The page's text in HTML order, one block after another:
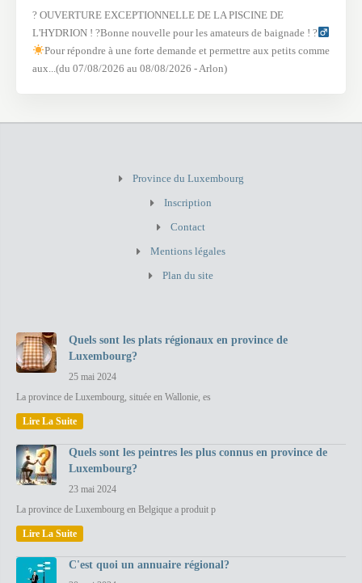
? OUVERTURE EXCEPTIONNELLE DE LA PISCINE DE
L'HYDRION ! ?Bonne nouvelle pour les amateurs de baignade ! ?
Pour répondre à une forte demande et permettre aux petits comme
aux...(du 07/08/2026 au 08/08/2026 - Arlon)
Province du Luxembourg
Inscription
Contact
Mentions légales
Plan du site
Quels sont les plats régionaux en province de
Luxembourg?
25 mai 2024
La province de Luxembourg, située en Wallonie, es
Lire La Suite
Quels sont les peintres les plus connus en province de
Luxembourg?
23 mai 2024
La province de Luxembourg en Belgique a produit p
Lire La Suite
C'est quoi un annuaire régional?